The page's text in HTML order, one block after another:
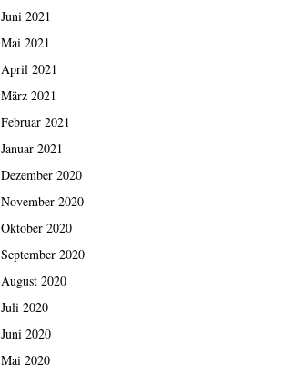
Juni 2021
Mai 2021
April 2021
März 2021
Februar 2021
Januar 2021
Dezember 2020
November 2020
Oktober 2020
September 2020
August 2020
Juli 2020
Juni 2020
Mai 2020